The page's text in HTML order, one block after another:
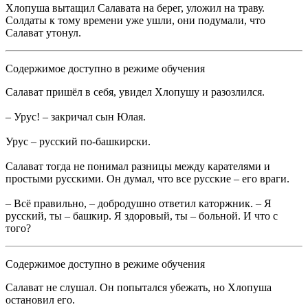
Хлопуша вытащил Салавата на берег, уложил на траву.
Солдаты к тому времени уже ушли, они подумали, что
Салават утонул.
Содержимое доступно в режиме обучения
Салават пришёл в себя, увидел Хлопушу и разозлился.
– Урус! – закричал сын Юлая.
Урус – русский по-башкирски.
Салават тогда не понимал разницы между карателями и
простыми русскими. Он думал, что все русские – его враги.
– Всё правильно, – добродушно ответил каторжник. – Я
русский, ты – башкир. Я здоровый, ты – больной. И что с
того?
Содержимое доступно в режиме обучения
Салават не слушал. Он попытался убежать, но Хлопуша
остановил его.